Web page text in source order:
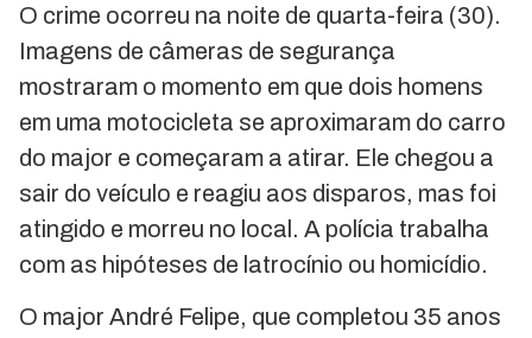
O crime ocorreu na noite de quarta-feira (30).
Imagens de câmeras de segurança
mostraram o momento em que dois homens
em uma motocicleta se aproximaram do carro
do major e começaram a atirar. Ele chegou a
sair do veículo e reagiu aos disparos, mas foi
atingido e morreu no local. A polícia trabalha
com as hipóteses de latrocínio ou homicídio.
O major André Felipe, que completou 35 anos